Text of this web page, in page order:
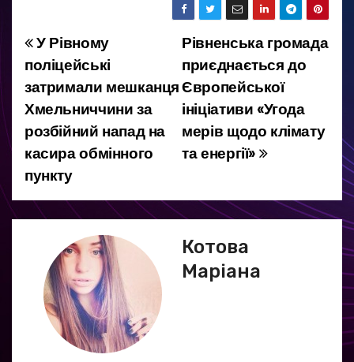
Н
а
в
і
г
а
Рівненська громада
приєднається до
Європейської
ініціативи «Угода
мерів щодо клімату
та енергії»
У Рівному
поліцейські
затримали мешканця
Хмельниччини за
розбійний напад на
касира обмінного
пункту
Котова
Маріана